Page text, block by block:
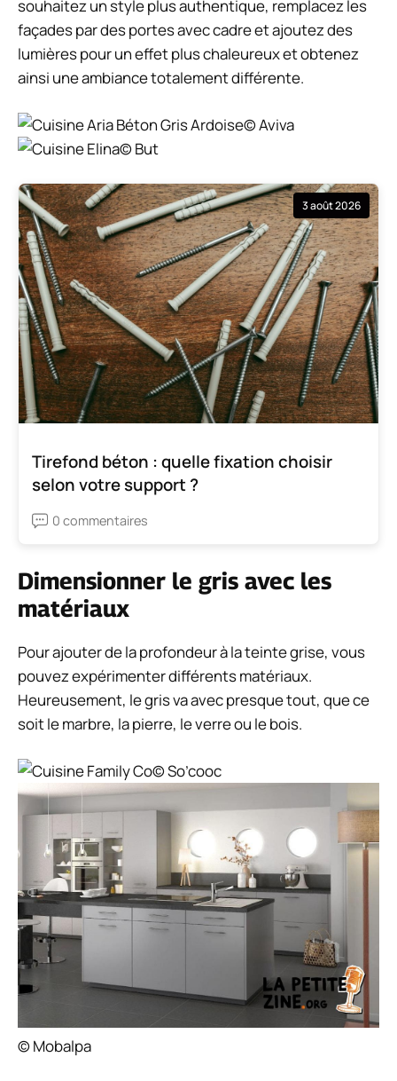
souhaitez un style plus authentique, remplacez les
façades par des portes avec cadre et ajoutez des
lumières pour un effet plus chaleureux et obtenez
ainsi une ambiance totalement différente.
© Aviva
© But
3 août 2026
Tirefond béton : quelle fixation choisir
selon votre support ?
0 commentaires
Dimensionner le gris avec les
matériaux
Pour ajouter de la profondeur à la teinte grise, vous
pouvez expérimenter différents matériaux.
Heureusement, le gris va avec presque tout, que ce
soit le marbre, la pierre, le verre ou le bois.
© So’cooc
© Mobalpa